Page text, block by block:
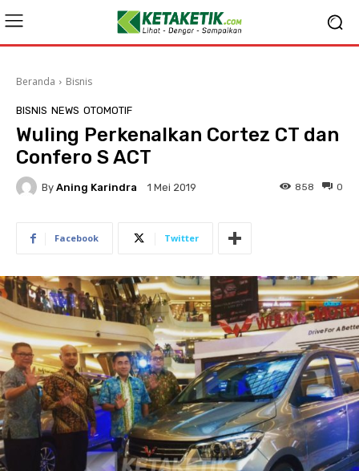
Beranda Bisnis
BISNIS NEWS OTOMOTIF
Wuling Perkenalkan Cortez CT dan
Confero S ACT
By Aning Karindra 1 Mei 2019 0
858
Facebook Twitter